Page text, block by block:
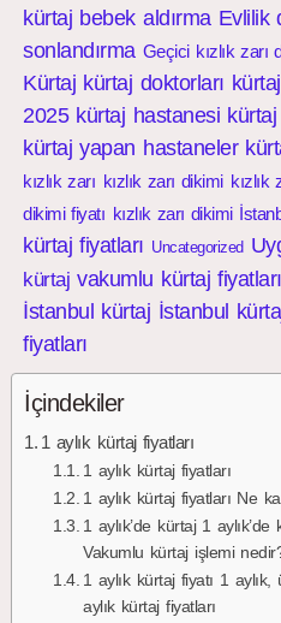
kürtaj bebek aldırma Evlilik
sonlandırma Geçici kızlık zarı
Kürtaj kürtaj doktorları
2025 kürtaj hastanesi
kürtaj yapan hastaneler
kızlık zarı kızlık zarı dikimi kızlık
dikimi fiyatı kızlık zarı dikimi
kürtaj fiyatları Uncategorized
kürtaj vakumlu kürtaj fiyatları
İstanbul kürtaj İstanbul
fiyatları
İçindekiler
1 aylık kürtaj fiyatları
1 aylık kürtaj fiyatları
1 aylık kürtaj fiyatları Ne
1 aylık’de kürtaj 1 aylık’de
Vakumlu kürtaj işlemi
1 aylık kürtaj fiyatı 1
aylık kürtaj fiyatları